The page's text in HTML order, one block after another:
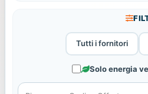
Tutti i fornitori
Solo energia